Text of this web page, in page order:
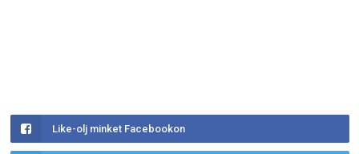
Like-olj minket Facebookon